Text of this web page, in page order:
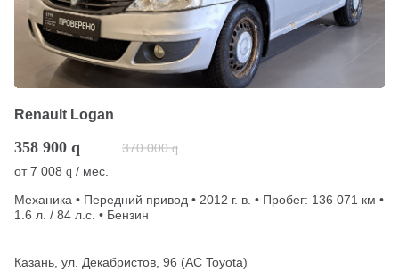
Renault Logan
358 900 q 370 000 q
от7 008 q / мес.
Механика • Передний привод • 2012 г. в. • Пробег: 136 071 км •
1.6 л. / 84 л.с. • Бензин
Казань, ул. Декабристов, 96 (АС Toyota)